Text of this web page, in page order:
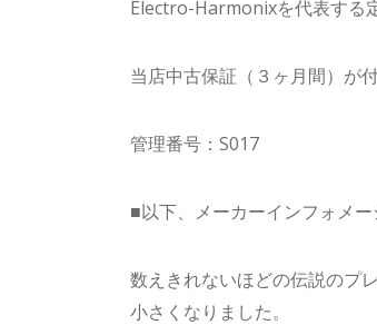
Electro-Harmonixを代表する
当店中古保証（３ヶ月間）が
管理番号：S017
■以下、メーカーインフォメー
数えきれないほどの伝説のプ
小さくなりました。